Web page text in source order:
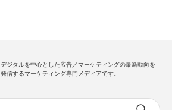
デジタルを中心とした広告／マーケティングの最新動向を
発信するマーケティング専門メディアです。